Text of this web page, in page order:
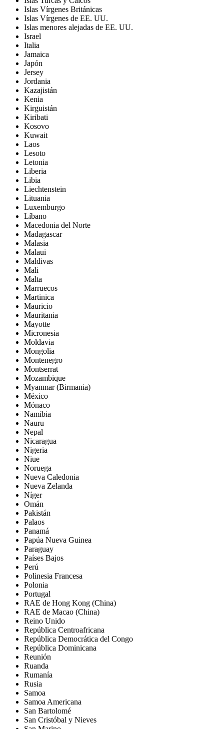
Islas Vírgenes Británicas
Islas Vírgenes de EE. UU.
Islas menores alejadas de EE. UU.
Israel
Italia
Jamaica
Japón
Jersey
Jordania
Kazajistán
Kenia
Kirguistán
Kiribati
Kosovo
Kuwait
Laos
Lesoto
Letonia
Liberia
Libia
Liechtenstein
Lituania
Luxemburgo
Líbano
Macedonia del Norte
Madagascar
Malasia
Malaui
Maldivas
Mali
Malta
Marruecos
Martinica
Mauricio
Mauritania
Mayotte
Micronesia
Moldavia
Mongolia
Montenegro
Montserrat
Mozambique
Myanmar (Birmania)
México
Mónaco
Namibia
Nauru
Nepal
Nicaragua
Nigeria
Niue
Noruega
Nueva Caledonia
Nueva Zelanda
Níger
Omán
Pakistán
Palaos
Panamá
Papúa Nueva Guinea
Paraguay
Países Bajos
Perú
Polinesia Francesa
Polonia
Portugal
RAE de Hong Kong (China)
RAE de Macao (China)
Reino Unido
República Centroafricana
República Democrática del Congo
República Dominicana
Reunión
Ruanda
Rumanía
Rusia
Samoa
Samoa Americana
San Bartolomé
San Cristóbal y Nieves